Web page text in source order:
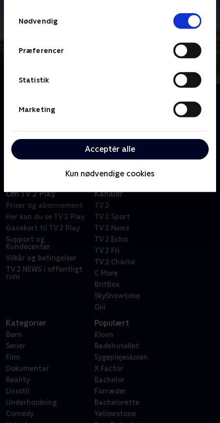
Nødvendig
Præferencer
Statistik
Marketing
Acceptér alle
Kun nødvendige cookies
En kronprins er blevet til konge, og en kronprinsesse
mange gange, og nu ser vi både tilbage og fremad
Om TV 2 Play
Priser og abonnement
Her kan du se TV 2 Play
Gavekort til TV 2 Play
Support og
Kundecenter
Vilkår og betingelser
TV 2 NEWS i offentligt
rum
Kanaler
TV 2
TV 2 Sport
TV 2 News
TV 2 Echo
TV 2 Fri
TV 2 Charlie
C More
BritBox
SkyShowtime
Oiii
Kategorier
Børn
Serier
Film
Dokumentar
Reality
Livsstil
Underholdning
Comedy
Populært
Klovn
Badehotellet
Sygeplejeskolen
X Factor
Bachelor
Forræder
Bachelorette
Yellowstone